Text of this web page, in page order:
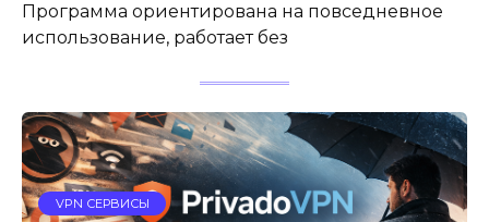
Программа ориентирована на повседневное
использование, работает без
VPN СЕРВИСЫ